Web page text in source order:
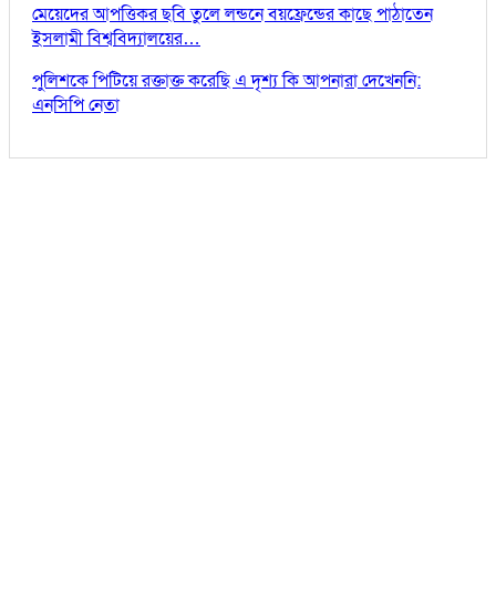
মেয়েদের আপত্তিকর ছবি তুলে লন্ডনে বয়ফ্রেন্ডের কাছে পাঠাতেন
ইসলামী বিশ্ববিদ্যালয়ের…
পুলিশকে পিটিয়ে রক্তাক্ত করেছি এ দৃশ্য কি আপনারা দেখেননি:
এনসিপি নেতা